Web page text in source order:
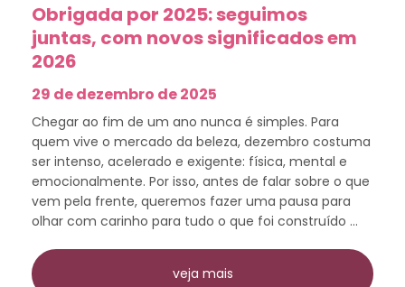
Obrigada por 2025: seguimos
juntas, com novos significados em
2026
29 de dezembro de 2025
Chegar ao fim de um ano nunca é simples. Para
quem vive o mercado da beleza, dezembro costuma
ser intenso, acelerado e exigente: física, mental e
emocionalmente. Por isso, antes de falar sobre o que
vem pela frente, queremos fazer uma pausa para
olhar com carinho para tudo o que foi construído ...
veja mais